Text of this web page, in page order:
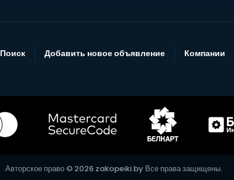
Поиск Добавить новое объявление Компании
Авторское право © 2026 zakopeiki.by Все права защищены.